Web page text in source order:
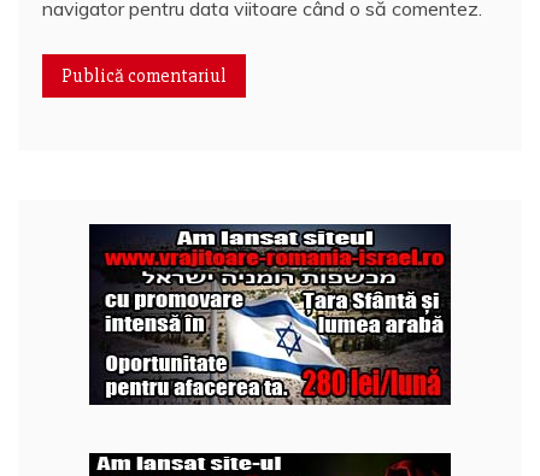
navigator pentru data viitoare când o să comentez.